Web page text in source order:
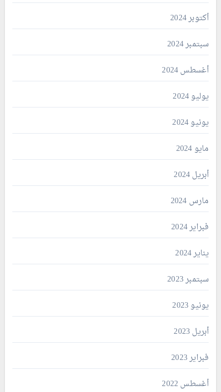
أكتوبر 2024
سبتمبر 2024
أغسطس 2024
يوليو 2024
يونيو 2024
مايو 2024
أبريل 2024
مارس 2024
فبراير 2024
يناير 2024
سبتمبر 2023
يونيو 2023
أبريل 2023
فبراير 2023
أغسطس 2022